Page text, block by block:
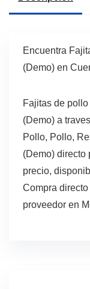
Encuentra
(Demo) en
Fajitas de
(Demo) a
Pollo, Pollo,
(Demo) directo
precio,
Compra
proveedor en